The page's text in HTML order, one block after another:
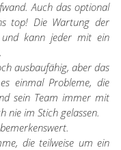
Auch das optional
top! Die Wartung der
kann jeder mit ein
ausbaufähig, aber das
einmal Probleme, die
sein Team immer mit
nie im Stich gelassen.
die teilweise um ein